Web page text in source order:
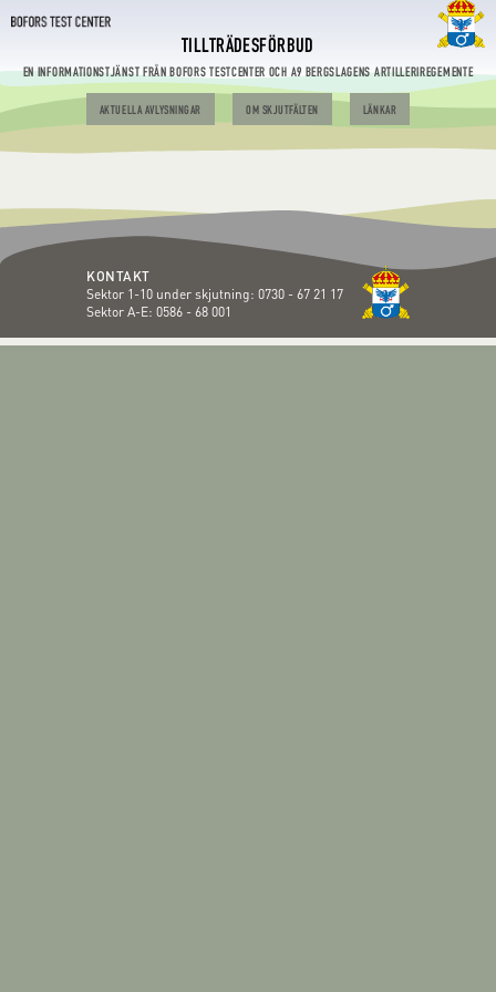
TILLTRÄDESFÖRBUD
EN INFORMATIONSTJÄNST FRÅN BOFORS TESTCENTER OCH A9 BERGSLAGENS ARTILLERIREGEMENTE
AKTUELLA AVLYSNINGAR OM SKJUTFÄLTEN LÄNKAR
KONTAKT
Sektor 1-10 under skjutning: 0730 - 67 21 17
Sektor A-E: 0586 - 68 001